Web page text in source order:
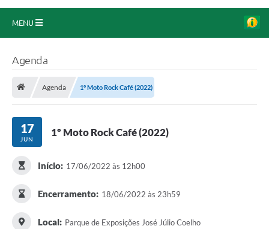
MENU
Portal da Transparência
Secretarias
Mais
Agenda
Agenda 1º Moto Rock Café (2022)
17
JUN
1º Moto Rock Café (2022)
Início: 17/06/2022 às 12h00
Encerramento: 18/06/2022 às 23h59
Local: Parque de Exposições José Júlio Coelho